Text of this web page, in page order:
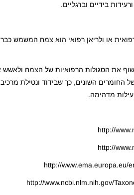
בידיים וברגליים.
או ולריאן רפואי הוא צמח המשמש
את הסגולות הרפואיות של הצמח ולאשש
השונים, כך שבידוד ונטילת
מדהימה.